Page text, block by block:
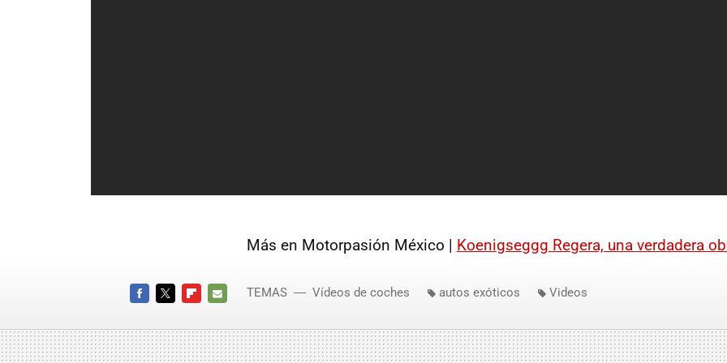
Más en Motorpasión México | Koenigseggg Regera, una verdadera
MAIL
TEMAS Vídeos de coches autos exóticos Videos